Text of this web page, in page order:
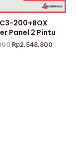
C3-200+BOX
Panel 2 Pintu
Rp2.548.800